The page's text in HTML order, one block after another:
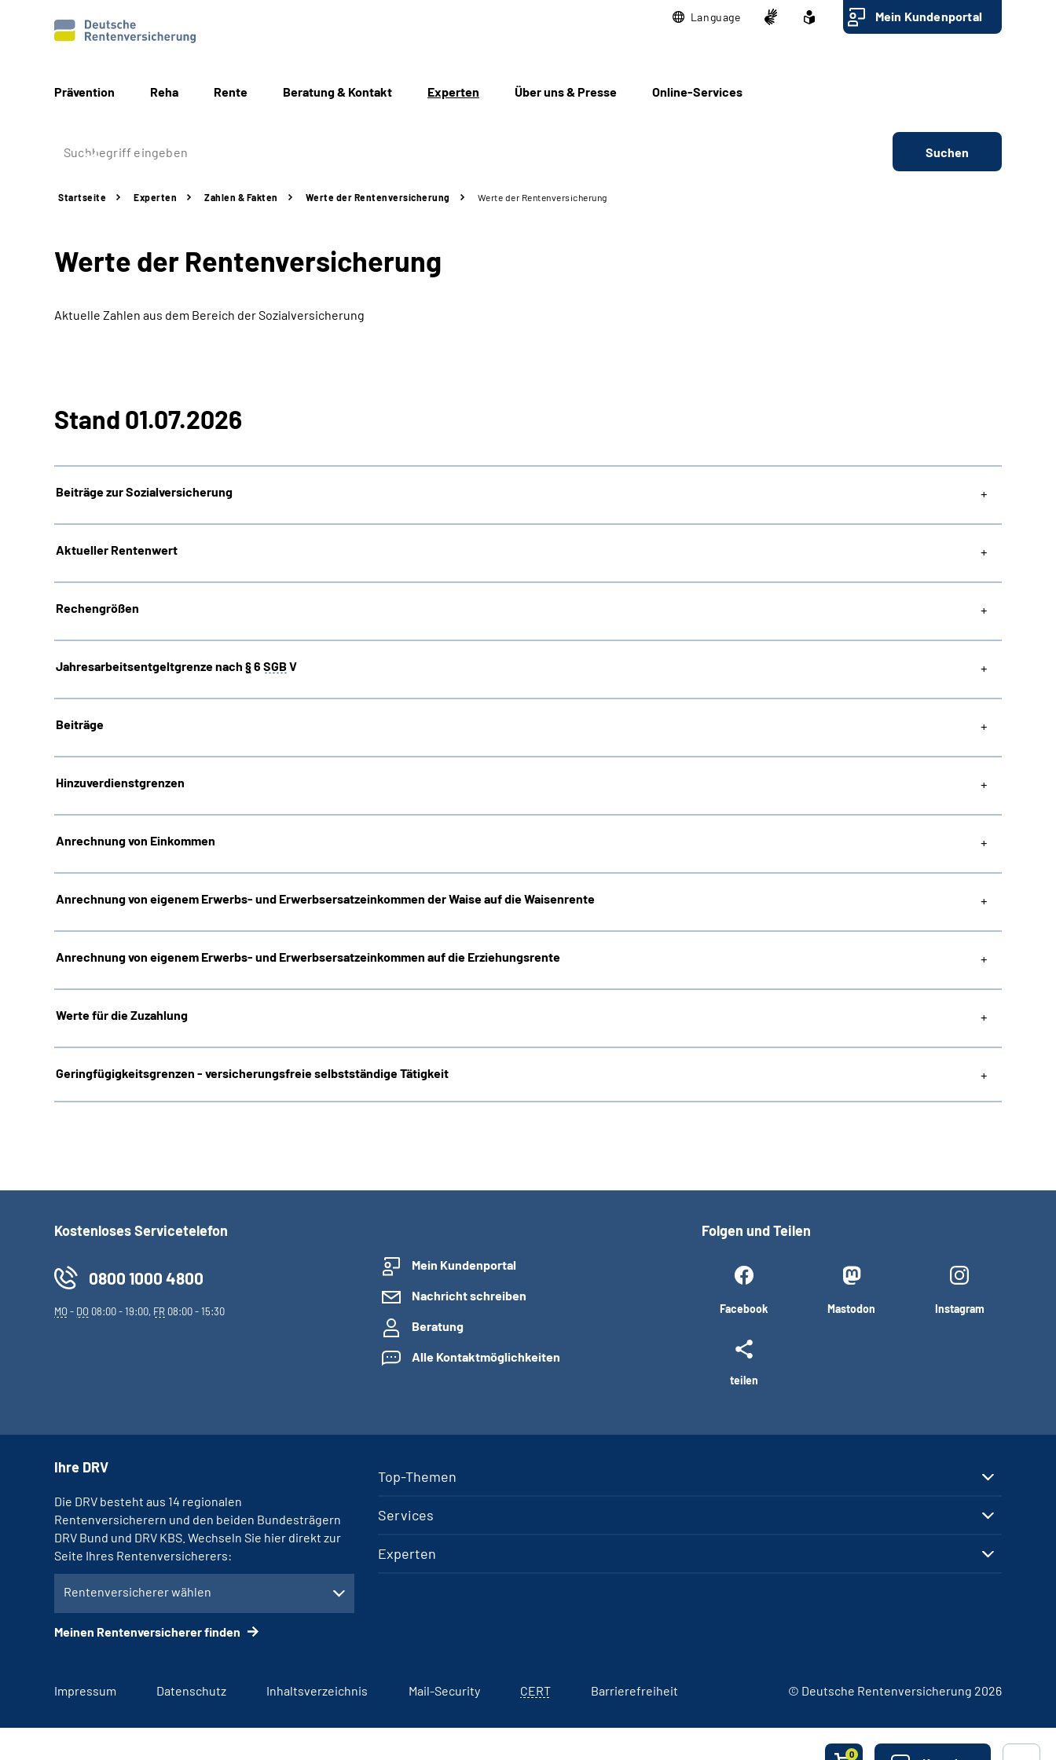
Language Mein Kundenportal
Prävention Reha Rente Beratung & Kontakt Experten Über uns & Presse Online-Services
Suchen
Startseite Experten Zahlen & Fakten Werte der Rentenversicherung Werte der Rentenversicherung
Werte der Rentenversicherung
Aktuelle Zahlen aus dem Bereich der Sozialversicherung
Stand 01.07.2026
Beiträge zur Sozialversicherung
Aktueller Rentenwert
Rechengrößen
Jahresarbeitsentgeltgrenze nach §6 SGB V
Beiträge
Hinzuverdienstgrenzen
Anrechnung von Einkommen
Anrechnung von eigenem Erwerbs- und Erwerbsersatzeinkommen der Waise auf die Waisenrente
Anrechnung von eigenem Erwerbs- und Erwerbsersatzeinkommen auf die Erziehungsrente
Werte für die Zuzahlung
Geringfügigkeitsgrenzen - versicherungsfreie selbstständige Tätigkeit
0
Kostenloses Servicetelefon
0800 1000 4800
MO- DO 08:00 - 19:00, FR 08:00 - 15:30
Mein Kundenportal
Nachricht schreiben
Beratung
Alle Kontaktmöglichkeiten
Folgen und Teilen
Facebook Mastodon Instagram
teilen
Top-Themen
Services
Experten
Ihre DRV
Die DRV besteht aus 14 regionalen
Rentenversicherern und den beiden Bundesträgern
DRV Bund und DRV KBS. Wechseln Sie hier direkt zur
Seite Ihres Rentenversicherers:
Rentenversicherer wählen
Meinen Rentenversicherer finden
Impressum Datenschutz Inhaltsverzeichnis Mail-Security CERT Barrierefreiheit © Deutsche Rentenversicherung 2026